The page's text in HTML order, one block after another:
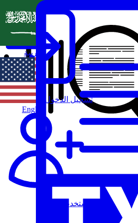
تسجيل الدخول
مستخدم جديد
العربية
English